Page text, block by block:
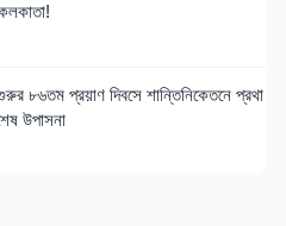
৮৬তম প্রয়াণ দিবসে শান্তিনিকেতনে প্রথা
উপাসনা